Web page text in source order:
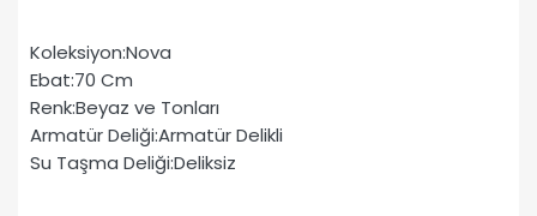
Koleksiyon:Nova
Ebat:70 Cm
Renk:Beyaz ve Tonları
Armatür Deliği:Armatür Delikli
Su Taşma Deliği:Deliksiz